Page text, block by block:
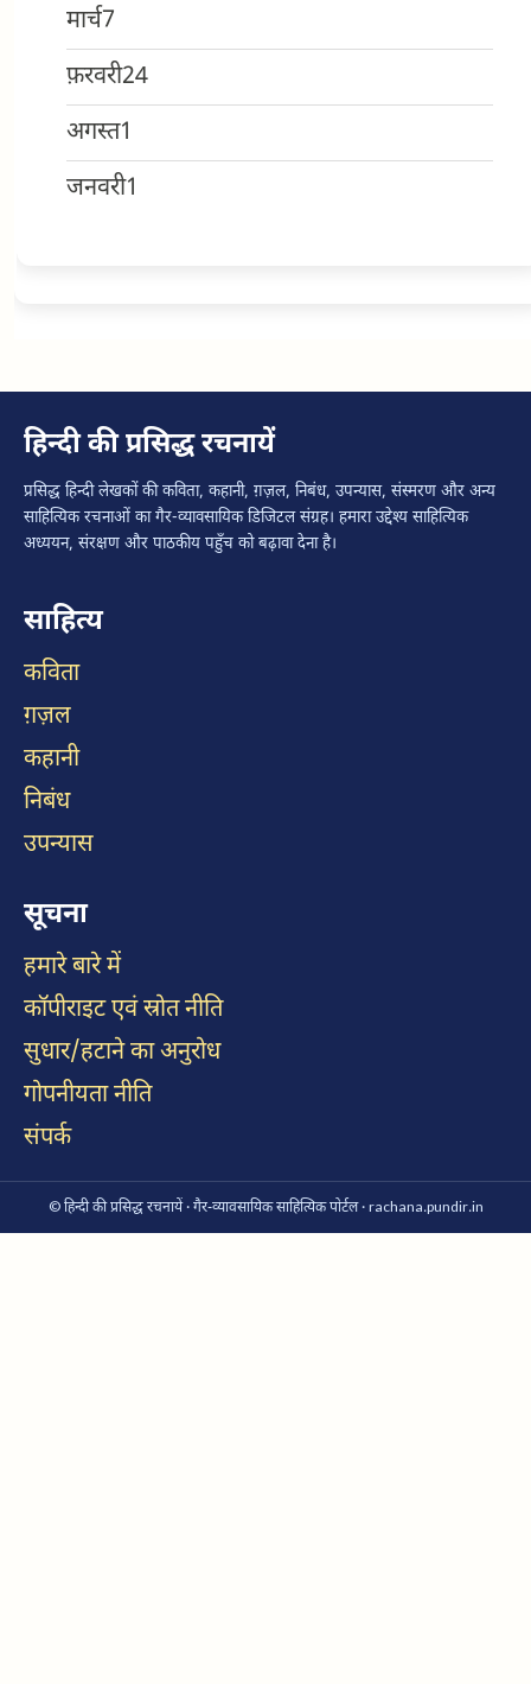
मार्च7
फ़रवरी24
अगस्त1
जनवरी1
हिन्दी की प्रसिद्ध रचनायें
प्रसिद्ध हिन्दी लेखकों की कविता, कहानी, ग़ज़ल, निबंध, उपन्यास, संस्मरण और अन्य
साहित्यिक रचनाओं का गैर-व्यावसायिक डिजिटल संग्रह। हमारा उद्देश्य साहित्यिक
अध्ययन, संरक्षण और पाठकीय पहुँच को बढ़ावा देना है।
साहित्य
कविता
ग़ज़ल
कहानी
निबंध
उपन्यास
सूचना
हमारे बारे में
कॉपीराइट एवं स्रोत नीति
सुधार/हटाने का अनुरोध
गोपनीयता नीति
संपर्क
© हिन्दी की प्रसिद्ध रचनायें · गैर-व्यावसायिक साहित्यिक पोर्टल · rachana.pundir.in